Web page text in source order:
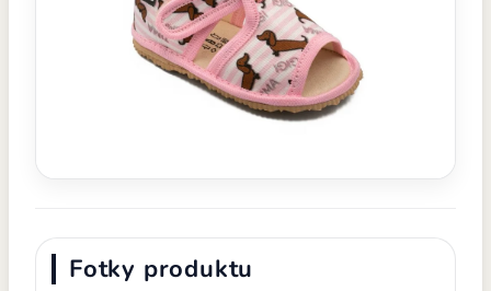
Fotky produktu